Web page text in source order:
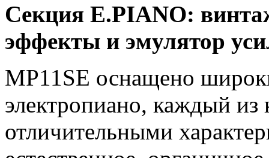
Секция E.PIANO:
эффекты и эмулятор
МР11SE оснащено
электропиано, каждый из
отличительными